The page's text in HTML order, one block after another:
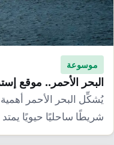
موسوعة
البحر الأحمر.. موقع
يُشكِّل البحر الأحمر أهمية
شريطًا ساحليًا حيويًا